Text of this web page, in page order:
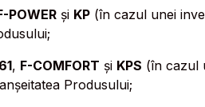
POWER și KP (în cazul unei
, F-COMFORT și KPS (în cazul
Produsului;